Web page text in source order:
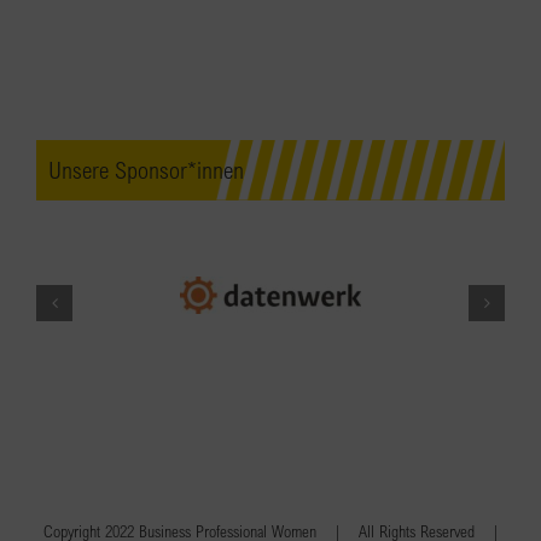
Unsere Sponsor*innen
Copyright 2022 Business Professional Women | All Rights Reserved |